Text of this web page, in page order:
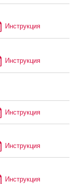
Инструкция
Инструкция
Инструкция
Инструкция
Инструкция